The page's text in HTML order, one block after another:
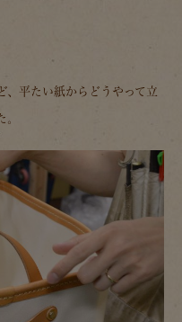
、平たい紙からどうやって立